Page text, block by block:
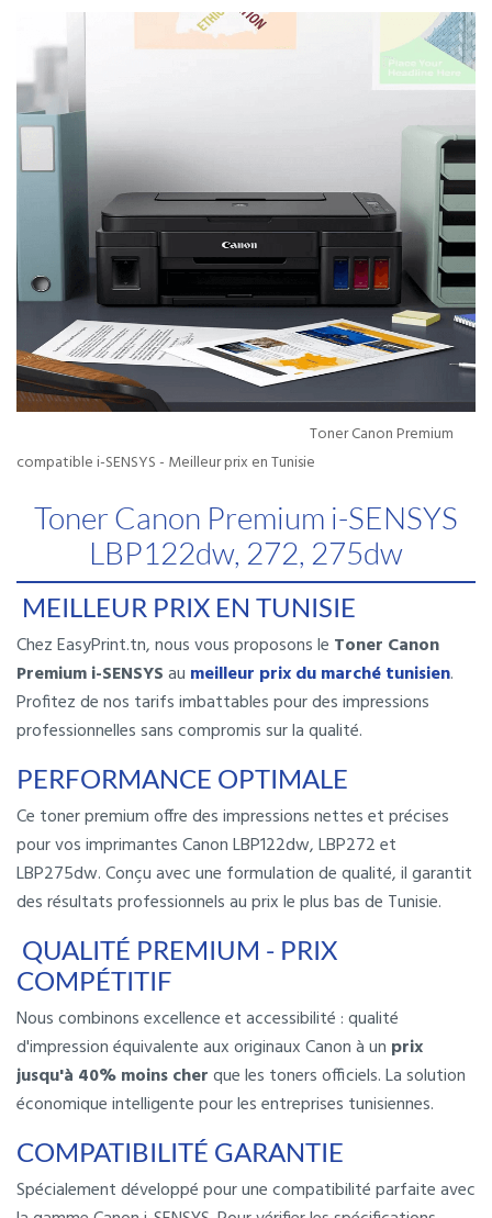
Toner Canon Premium
compatible i-SENSYS - Meilleur prix en Tunisie
Toner Canon Premium i-SENSYS
LBP122dw, 272, 275dw
MEILLEUR PRIX EN TUNISIE
Chez EasyPrint.tn, nous vous proposons le Toner Canon
Premium i-SENSYSau meilleur prix du marché tunisien.
Profitez de nos tarifs imbattables pour des impressions
professionnelles sans compromis sur la qualité.
PERFORMANCE OPTIMALE
Ce toner premium offre des impressions nettes et précises
pour vos imprimantes Canon LBP122dw, LBP272 et
LBP275dw. Conçu avec une formulation de qualité, il garantit
des résultats professionnels au prix le plus bas de Tunisie.
QUALITÉ PREMIUM - PRIX
COMPÉTITIF
Nous combinons excellence et accessibilité : qualité
d'impression équivalente aux originaux Canon à un prix
jusqu'à 40% moins cherque les toners officiels. La solution
économique intelligente pour les entreprises tunisiennes.
COMPATIBILITÉ GARANTIE
Spécialement développé pour une compatibilité parfaite avec